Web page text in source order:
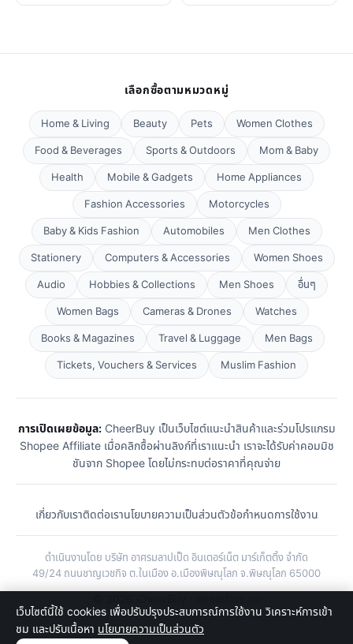
เลือกซื้อตามหมวดหมู่
Home & Living Beauty Pets
Women Clothes
Food & Beverages
Sports & Outdoors
Mom & Baby
Health
Mobile & Gadgets
Home Appliances
Fashion Accessories
Motorcycles
Baby & Kids Fashion
Automobiles
Men Clothes
Stationery
Computers & Accessories
Women Shoes
Audio
Hobbies & Collections Men Shoes
อื่นๆ
Women Bags
Cameras & Drones
Watches
Books & Magazines
Travel & Luggage
Men Bags
Tickets, Vouchers & Services
Muslim Fashion
การเปิดเผยข้อมูล:CheerBuy เป็นเว็บไซต์แนะนำสินค้าและร่วมโปรแกรม
Shopee Affiliate เมื่อคลิกซื้อผ่านลิงก์ที่เราแนะนำ เราจะได้รับค่าคอมมิช
ชันจาก Shopee โดยไม่กระทบต่อราคาที่คุณจ่าย
เกี่ยวกับเราติดต่อเรานโยบายความเป็นส่วนตัวข้อกำหนดการใช้งาน
ดำเนินงานโดย บริษัท อาศรมลาปเป็ด อินเตอร์เน็ต มาร์เก็ตติ้ง จำกัด
49/24 ถนนชาญเวชกิจ ต.ในเมือง อ.เมืองพิษณุโลก จ.พิษณุโลก 65000
เว็บไซต์นี้ใช้ cookies เพื่อปรับปรุงประสบการณ์การใช้งาน วิเคราะห์การเข้า
ชม และปรับเนื้อหา นโยบายความเป็นส่วนตัว